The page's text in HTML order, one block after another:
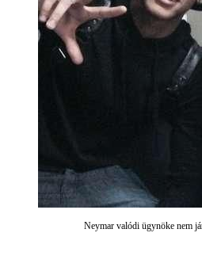
Neymar valódi ügynöke nem